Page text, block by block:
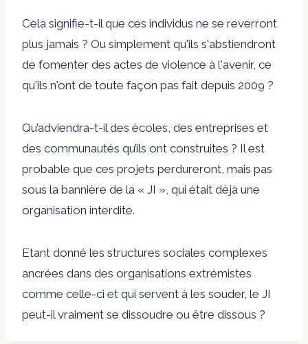
Cela signifie-t-il que ces individus ne se reverront
plus jamais ? Ou simplement qu'ils s'abstiendront
de fomenter des actes de violence à l'avenir, ce
qu'ils n'ont de toute façon pas fait depuis 2009 ?
Qu’adviendra-t-il des écoles, des entreprises et
des communautés qu’ils ont construites ? Il est
probable que ces projets perdureront, mais pas
sous la bannière de la « JI », qui était déjà une
organisation interdite.
Etant donné les structures sociales complexes
ancrées dans des organisations extrémistes
comme celle-ci et qui servent à les souder, le JI
peut-il vraiment se dissoudre ou être dissous ?